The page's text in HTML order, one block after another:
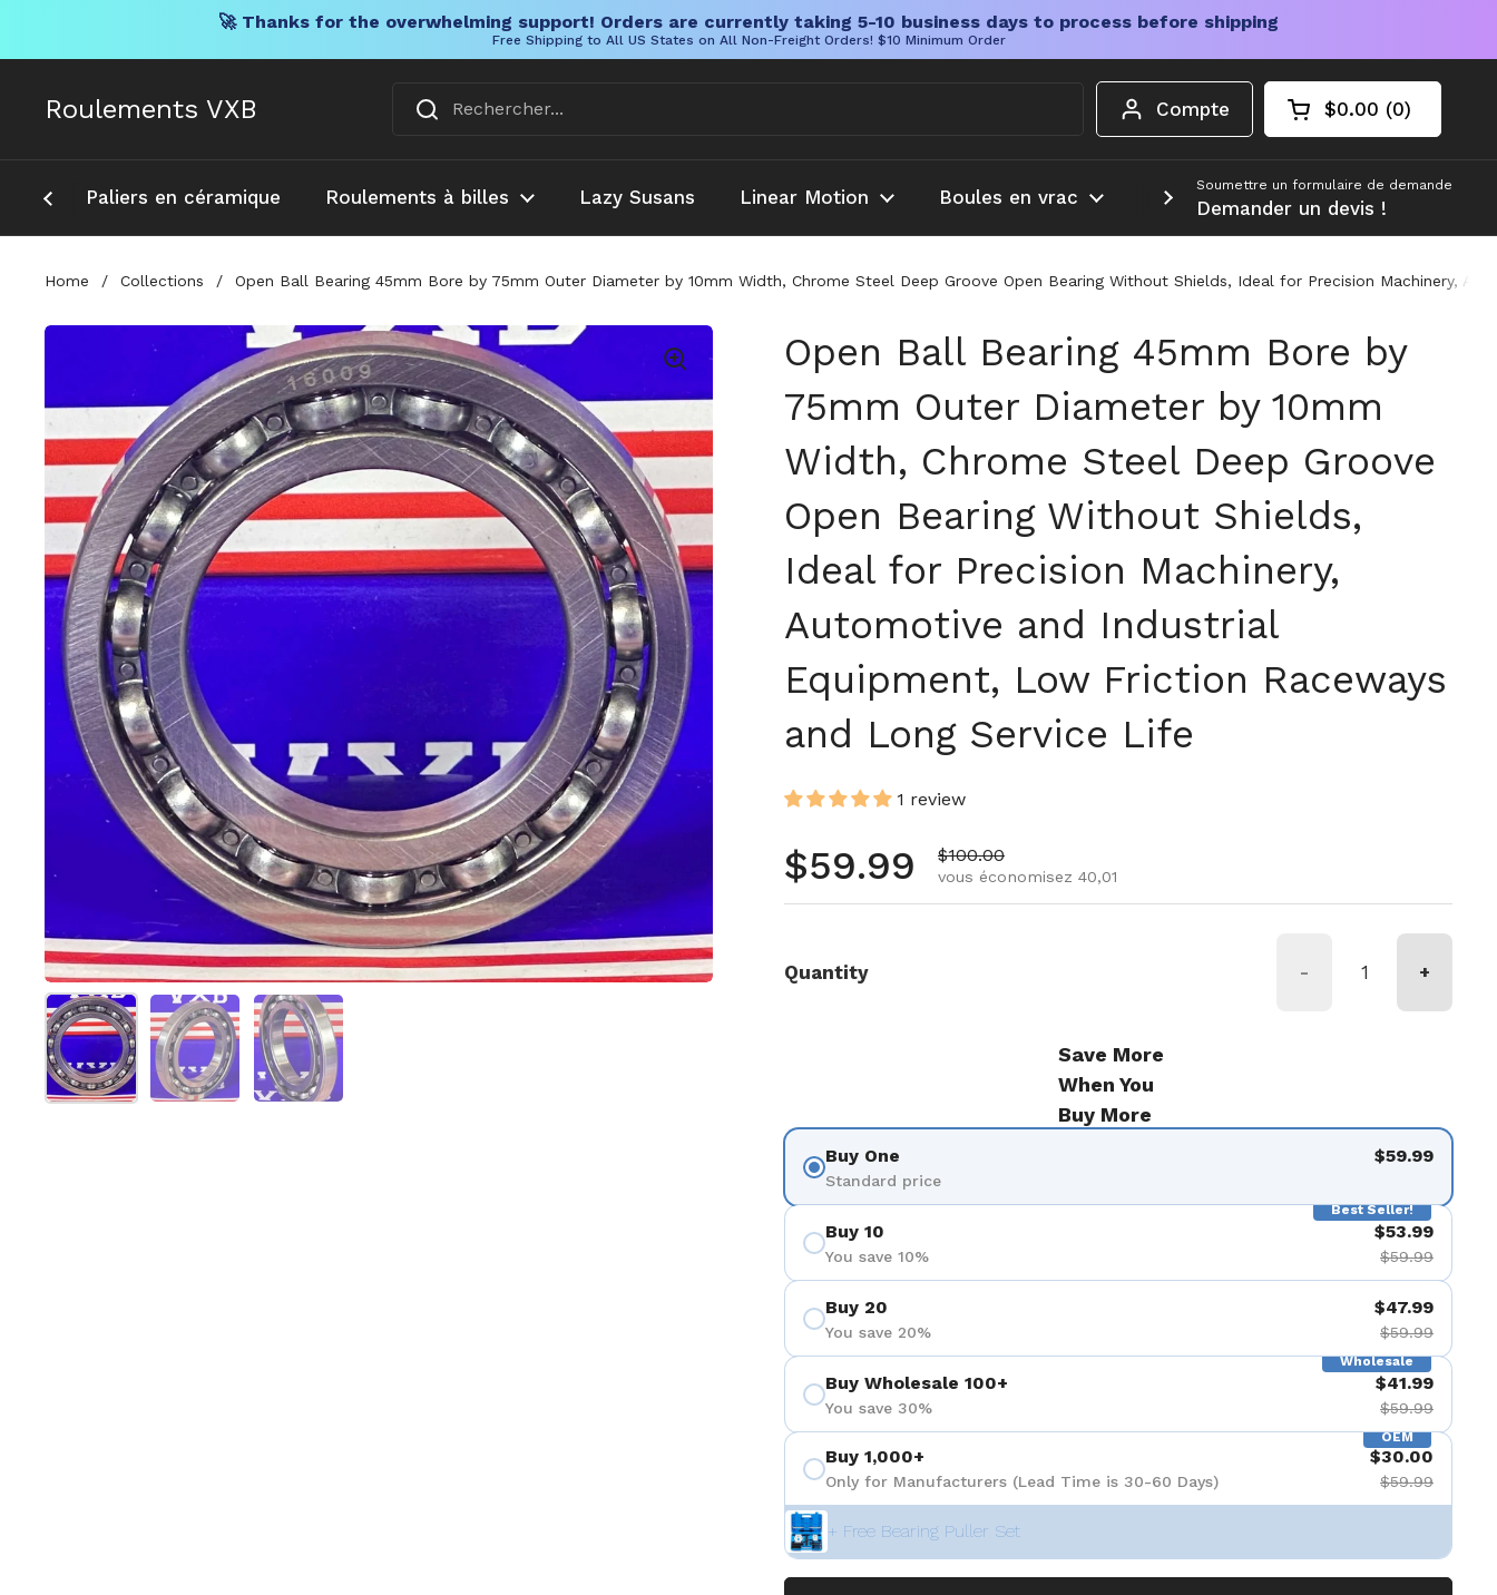
🚀 Thanks for the overwhelming support! Orders are currently taking 5-10 business days to process before shipping
Free Shipping to All US States on All Non-Freight Orders! $10 Minimum Order
Roulements VXB Compte Chariot ouvert
Total du panier :
$0.00 0
produits dans
Paliers en céramique Roulements à billes Lazy Susans Linear Motion Boules en vrac Plus d'informations
Soumettre un formulaire de demande
Demander un devis !
Home / Collections / Open Ball Bearing 45mm Bore by 75mm Outer Diameter by 10mm Width, Chrome Steel Deep Groove Open Bearing Without Shields, Ideal for Precision Machinery,
Afficher la diapositive 1Afficher la diapositive 2Afficher la diapositive 3
Open Ball Bearing 45mm Bore by
75mm Outer Diameter by 10mm
Width, Chrome Steel Deep Groove
Open Bearing Without Shields,
Ideal for Precision Machinery,
Automotive and Industrial
Equipment, Low Friction Raceways
and Long Service Life
1 review
Prix régulier
$59.99 Prix de vente
$100.00
vous économisez 40,01
Quantity - +
Save More
When You
Buy More
Buy One
Standard price
$59.99
Best Seller!
Buy 10
You save 10%
$53.99
$59.99
Buy 20
You save 20%
$47.99
$59.99
Wholesale
Buy Wholesale 100+
You save 30%
$41.99
$59.99
OEM
Buy 1,000+
Only for Manufacturers (Lead Time is 30-60 Days)
$30.00
$59.99
+ Free Bearing Puller Set